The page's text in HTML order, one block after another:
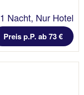
1 Nacht, Nur Hotel
Preis p.P. ab 73 €